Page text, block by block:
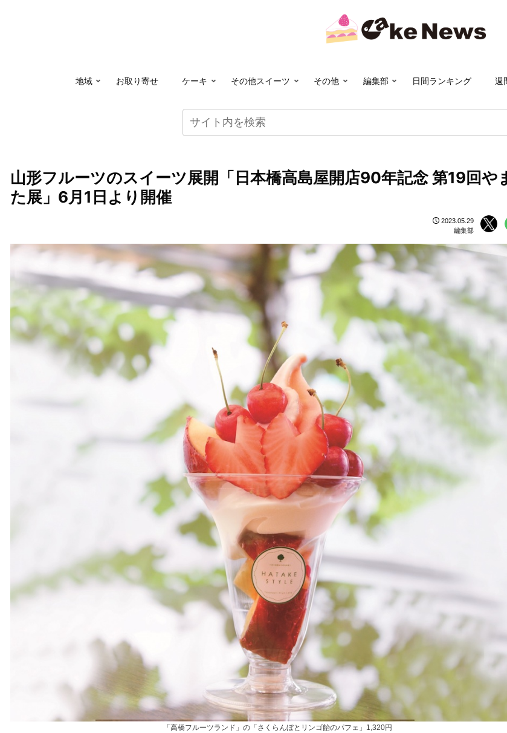
地域 お取り寄せ ケーキ その他スイーツ その他 編集部 日間ランキング 週
山形フルーツのスイーツ展開「日本橋高島屋開店90年記念 第19回や
た展」6月1日より開催
2023.05.29
編集部
「高橋フルーツランド」の「さくらんぼとリンゴ飴のパフェ」1,320円